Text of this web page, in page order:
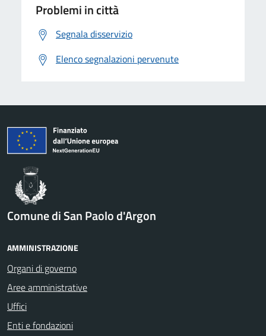
Problemi in città
Segnala disservizio
Elenco segnalazioni pervenute
Comune di San Paolo d'Argon
AMMINISTRAZIONE
Organi di governo
Aree amministrative
Uffici
Enti e fondazioni